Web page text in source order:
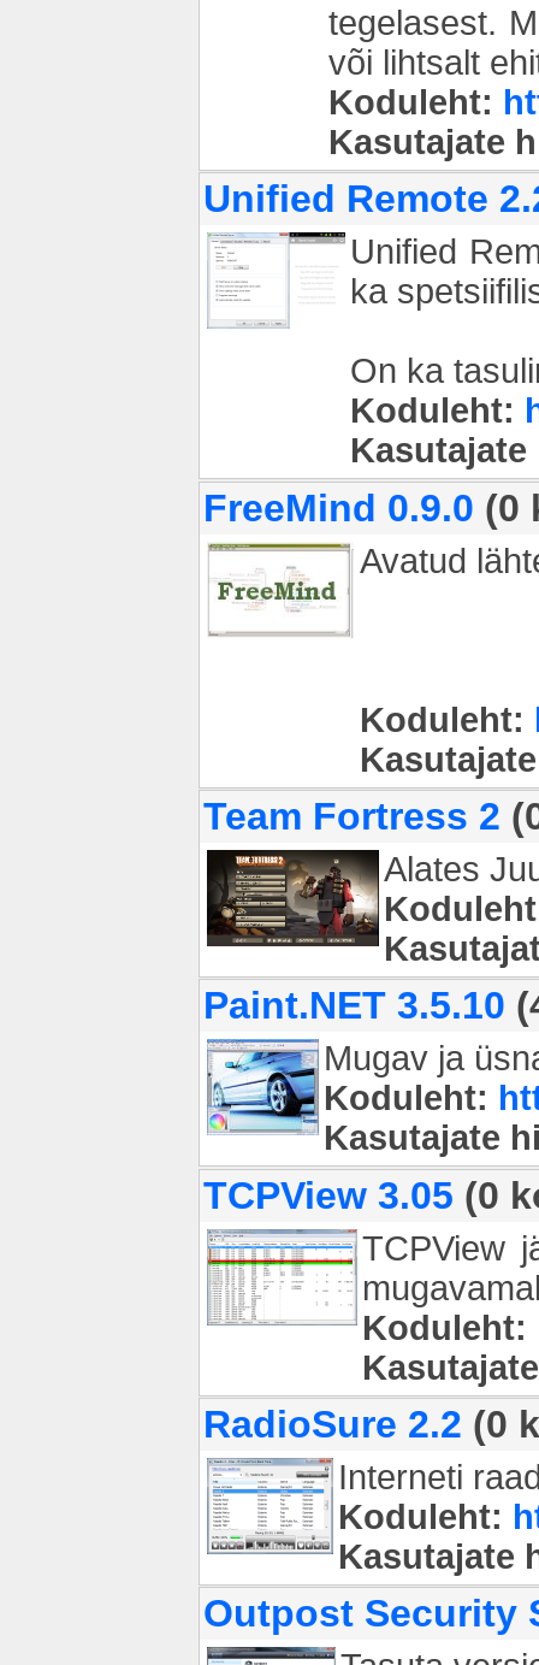
tegelasest.
või lihtsalt
Koduleht:
Kasutajate
Unified Remote
Unified
ka
On ka
Koduleht:
FreeMind 0.9.0 (0
Avatud
Koduleht:
Team Fortress 2
Alates
Paint.NET 3.5.10
Mugav ja
Koduleht:
Kasutajate
TCPView 3.05 (0
TCPView
Koduleht:
RadioSure 2.2 (0
Interneti
Koduleht:
Kasutajate
Outpost Security